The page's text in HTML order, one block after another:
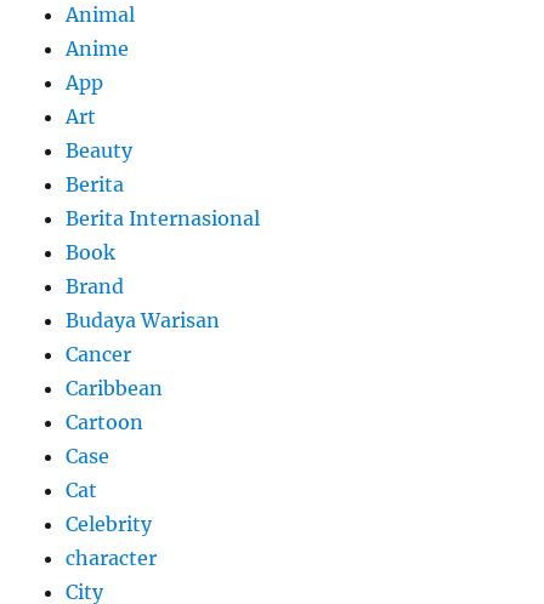
Animal
Anime
App
Art
Beauty
Berita
Berita Internasional
Book
Brand
Budaya Warisan
Cancer
Caribbean
Cartoon
Case
Cat
Celebrity
character
City